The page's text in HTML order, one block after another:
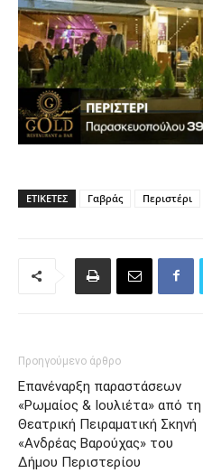
ΕΤΙΚΈΤΕΣ Γαβράς Περιστέρι
Προηγούμενο άρθρο
Επανέναρξη παραστάσεων
«Ρωμαίος & Ιουλιέτα» από τη
Θεατρική Πειραματική Σκηνή
«Ανδρέας Βαρούχας» του
Δήμου Περιστερίου